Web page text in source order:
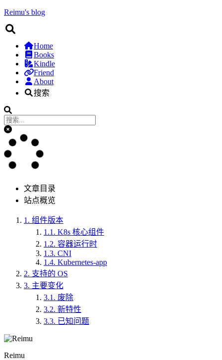
Reimu's blog
Home
Books
Kindle
Friend
About
搜索
文章目录
站点概览
1. 组件版本
1.1. K8s 核心组件
1.2. 容器运行时
1.3. CNI
1.4. Kubernetes-app
2. 支持的 OS
3. 主要变化
3.1. 废除
3.2. 新特性
3.3. 已知问题
Reimu